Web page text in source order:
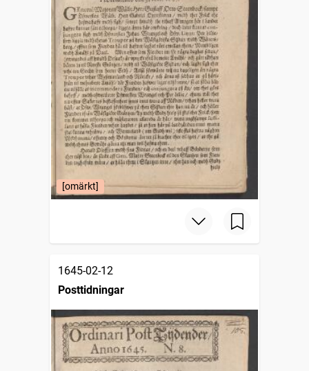
[omärkt]
1645-02-12
Posttidningar